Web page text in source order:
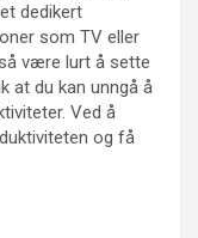
dedikert
som TV eller
være lurt å sette
at du kan unngå å
Ved å
og få